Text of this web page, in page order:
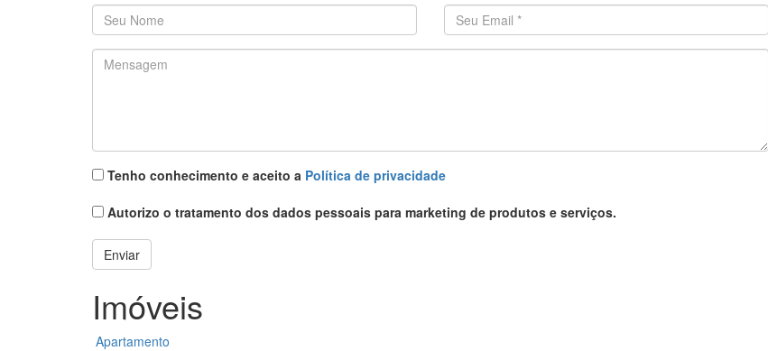
O seu nome Endereço de email
Mensagem*
Política*
Tenho conhecimento e aceito a Política de privacidade
Proteção*
Autorizo o tratamento dos dados pessoais para marketing de produtos e serviços.
Enviar
Imóveis
Apartamento